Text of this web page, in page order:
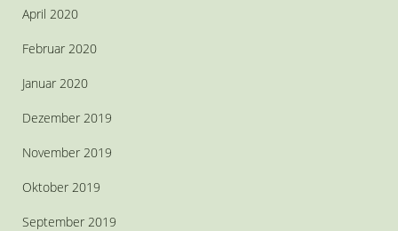
April 2020
Februar 2020
Januar 2020
Dezember 2019
November 2019
Oktober 2019
September 2019